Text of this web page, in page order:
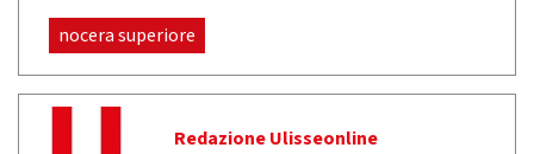
nocera superiore
Redazione Ulisseonline